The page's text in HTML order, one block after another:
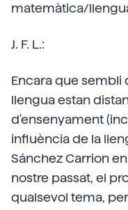
matemàtica/
J. F. L.:
Encara que sembli
llengua estan
d'ensenyament
influència de la
Sánchez Carrion
nostre passat, el
qualsevol tema,